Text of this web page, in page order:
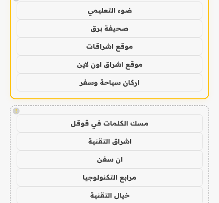
ضوء التعليمي
صحيفة برق
موقع اشراقات
موقع اشراق اون لاين
اركان سياحة وسفر
!
مسك الكلمات في قوقل
اشراق التقنية
ان سفن
مرابع التكنولوجيا
خيال التقنية